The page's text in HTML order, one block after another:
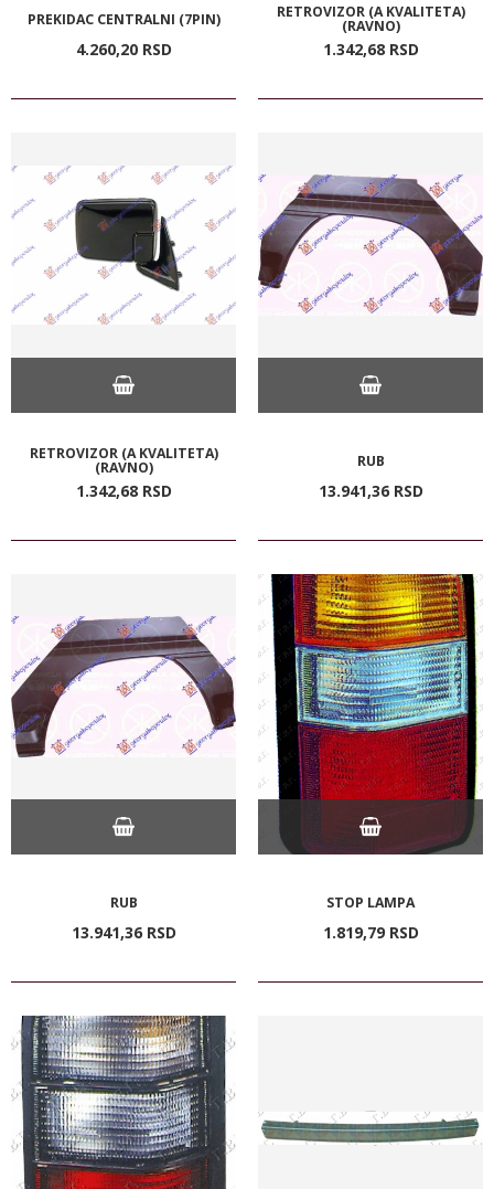
PREKIDAC CENTRALNI (7PIN)
4.260,20 RSD
RETROVIZOR (A KVALITETA)
(RAVNO)
1.342,68 RSD
RETROVIZOR (A KVALITETA)
(RAVNO)
1.342,68 RSD
RUB
13.941,36 RSD
RUB
13.941,36 RSD
STOP LAMPA
1.819,79 RSD